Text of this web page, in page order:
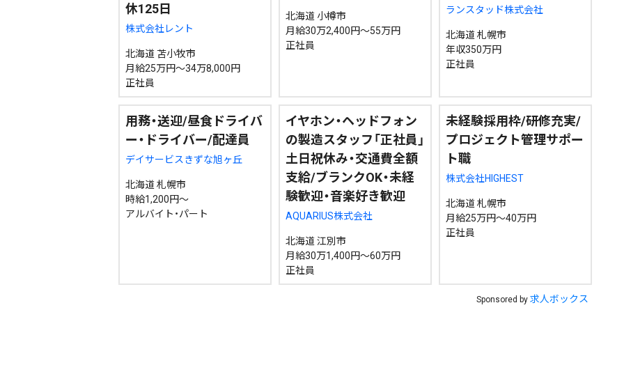
休125日
株式会社レント
北海道 苫小牧市
月給25万円～34万8,000円
正社員
北海道 小樽市
月給30万2,400円～55万円
正社員
ランスタッド株式会社
北海道 札幌市
年収350万円
正社員
用務・送迎/昼食ドライバ
ー・ドライバー/配達員
デイサービスきずな旭ヶ丘
北海道 札幌市
時給1,200円～
アルバイト・パート
イヤホン・ヘッドフォン
の製造スタッフ「正社員」
土日祝休み・交通費全額
支給/ブランクOK・未経
験歓迎・音楽好き歓迎
AQUARIUS株式会社
北海道 江別市
月給30万1,400円～60万円
正社員
未経験採用枠/研修充実/
プロジェクト管理サポー
ト職
株式会社HIGHEST
北海道 札幌市
月給25万円～40万円
正社員
Sponsored by 求人ボックス